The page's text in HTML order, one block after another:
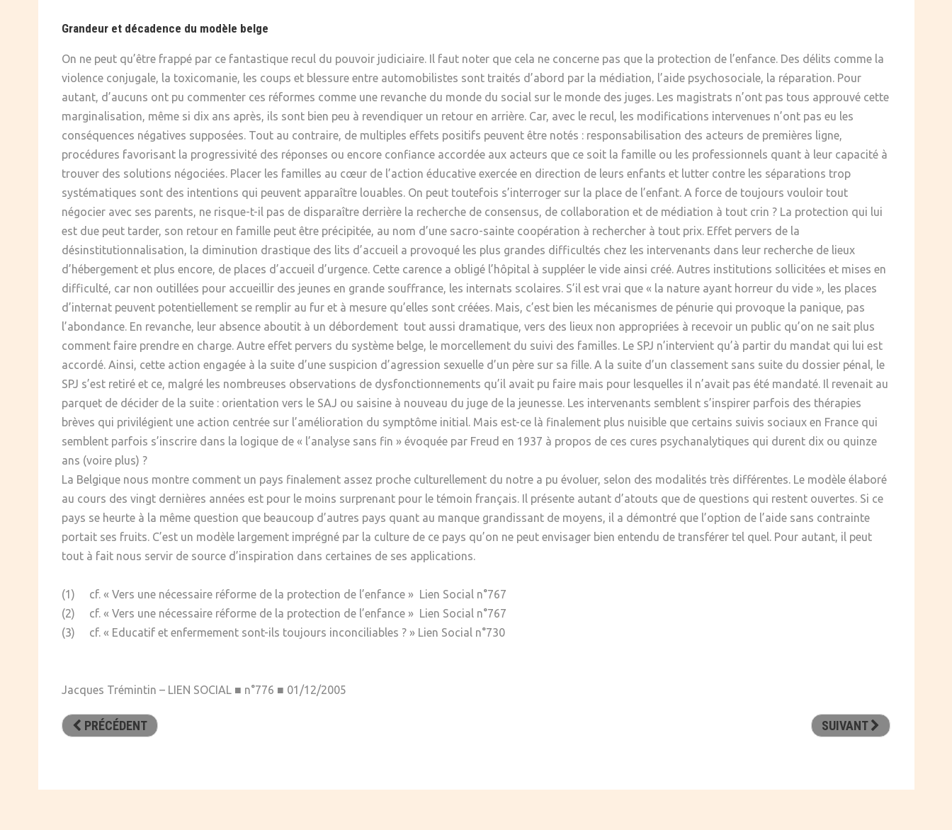
Grandeur et décadence du modèle belge
On ne peut qu’être frappé par ce fantastique recul du pouvoir judiciaire. Il faut noter que cela ne concerne pas que la protection de l’enfance. Des délits comme la
violence conjugale, la toxicomanie, les coups et blessure entre automobilistes sont traités d’abord par la médiation, l’aide psychosociale, la réparation. Pour
autant, d’aucuns ont pu commenter ces réformes comme une revanche du monde du social sur le monde des juges. Les magistrats n’ont pas tous approuvé cette
marginalisation, même si dix ans après, ils sont bien peu à revendiquer un retour en arrière. Car, avec le recul, les modifications intervenues n’ont pas eu les
conséquences négatives supposées. Tout au contraire, de multiples effets positifs peuvent être notés : responsabilisation des acteurs de premières ligne,
procédures favorisant la progressivité des réponses ou encore confiance accordée aux acteurs que ce soit la famille ou les professionnels quant à leur capacité à
trouver des solutions négociées. Placer les familles au cœur de l’action éducative exercée en direction de leurs enfants et lutter contre les séparations trop
systématiques sont des intentions qui peuvent apparaître louables. On peut toutefois s’interroger sur la place de l’enfant. A force de toujours vouloir tout
négocier avec ses parents, ne risque-t-il pas de disparaître derrière la recherche de consensus, de collaboration et de médiation à tout crin ? La protection qui lui
est due peut tarder, son retour en famille peut être précipitée, au nom d’une sacro-sainte coopération à rechercher à tout prix. Effet pervers de la
désinstitutionnalisation, la diminution drastique des lits d’accueil a provoqué les plus grandes difficultés chez les intervenants dans leur recherche de lieux
d’hébergement et plus encore, de places d’accueil d’urgence. Cette carence a obligé l’hôpital à suppléer le vide ainsi créé. Autres institutions sollicitées et mises en
difficulté, car non outillées pour accueillir des jeunes en grande souffrance, les internats scolaires. S’il est vrai que « la nature ayant horreur du vide », les places
d’internat peuvent potentiellement se remplir au fur et à mesure qu’elles sont créées. Mais, c’est bien les mécanismes de pénurie qui provoque la panique, pas
l’abondance. En revanche, leur absence aboutit à un débordement tout aussi dramatique, vers des lieux non appropriées à recevoir un public qu’on ne sait plus
comment faire prendre en charge. Autre effet pervers du système belge, le morcellement du suivi des familles. Le SPJ n’intervient qu’à partir du mandat qui lui est
accordé. Ainsi, cette action engagée à la suite d’une suspicion d’agression sexuelle d’un père sur sa fille. A la suite d’un classement sans suite du dossier pénal, le
SPJ s’est retiré et ce, malgré les nombreuses observations de dysfonctionnements qu’il avait pu faire mais pour lesquelles il n’avait pas été mandaté. Il revenait au
parquet de décider de la suite : orientation vers le SAJ ou saisine à nouveau du juge de la jeunesse. Les intervenants semblent s’inspirer parfois des thérapies
brèves qui privilégient une action centrée sur l’amélioration du symptôme initial. Mais est-ce là finalement plus nuisible que certains suivis sociaux en France qui
semblent parfois s’inscrire dans la logique de « l’analyse sans fin » évoquée par Freud en 1937 à propos de ces cures psychanalytiques qui durent dix ou quinze
ans (voire plus) ?
La Belgique nous montre comment un pays finalement assez proche culturellement du notre a pu évoluer, selon des modalités très différentes. Le modèle élaboré
au cours des vingt dernières années est pour le moins surprenant pour le témoin français. Il présente autant d’atouts que de questions qui restent ouvertes. Si ce
pays se heurte à la même question que beaucoup d’autres pays quant au manque grandissant de moyens, il a démontré que l’option de l’aide sans contrainte
portait ses fruits. C’est un modèle largement imprégné par la culture de ce pays qu’on ne peut envisager bien entendu de transférer tel quel. Pour autant, il peut
tout à fait nous servir de source d’inspiration dans certaines de ses applications.
(1) cf. « Vers une nécessaire réforme de la protection de l’enfance » Lien Social n°767
(2) cf. « Vers une nécessaire réforme de la protection de l’enfance » Lien Social n°767
(3) cf. « Educatif et enfermement sont-ils toujours inconciliables ? » Lien Social n°730
Jacques Trémintin – LIEN SOCIAL ■ n°776 ■ 01/12/2005
PRÉCÉDENT SUIVANT